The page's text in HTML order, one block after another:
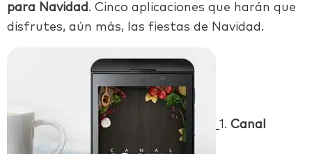
para Navidad . Cinco aplicaciones que harán que
disfrutes, aún más, las fiestas de Navidad.
1. Canal